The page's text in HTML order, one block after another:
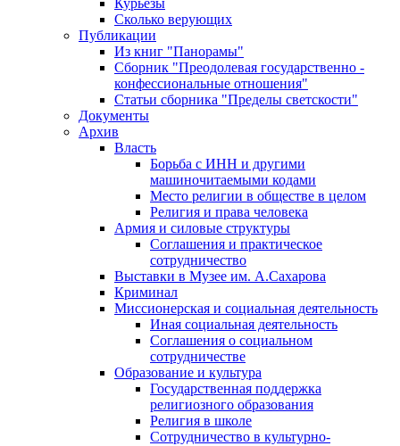
Курьезы
Сколько верующих
Публикации
Из книг "Панорамы"
Сборник "Преодолевая государственно -
конфессиональные отношения"
Статьи сборника "Пределы светскости"
Документы
Архив
Власть
Борьба с ИНН и другими
машиночитаемыми кодами
Место религии в обществе в целом
Религия и права человека
Армия и силовые структуры
Соглашения и практическое
сотрудничество
Выставки в Музее им. А.Сахарова
Криминал
Миссионерская и социальная деятельность
Иная социальная деятельность
Соглашения о социальном
сотрудничестве
Образование и культура
Государственная поддержка
религиозного образования
Религия в школе
Сотрудничество в культурно-